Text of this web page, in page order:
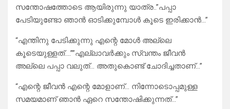
സന്തോഷത്തോടെ ആയിരുന്നു യാത്ര..”പപ്പാ
പേടിയുണ്ടോ ഞാൻ ഓടിക്കുമ്പോൾ കൂടെ ഇരിക്കാൻ…”
“എന്തിനു പേടിക്കുന്നു എന്റെ മോൾ അല്ലെ
കൂടെയുള്ളത്….””എല്ലാവർക്കും സ്വന്തം ജീവൻ
അല്ലെ പപ്പാ വലുത്… അതുകൊണ്ട് ചോദിച്ചതാണ്…”
“എന്റെ ജീവൻ എന്റെ മോളാണ്… നിന്നോടൊപ്പമുള്ള
സമയമാണ് ഞാൻ ഏറെ സന്തോഷിക്കുന്നത്…”